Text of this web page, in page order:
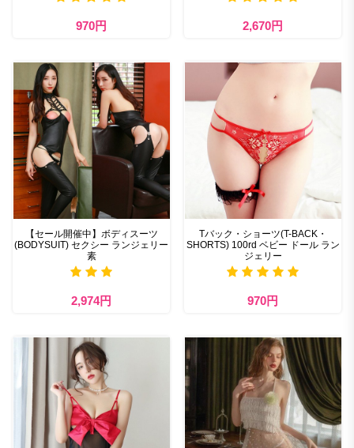
970円 2,670円
【セール開催中】ボディスーツ
(BODYSUIT) セクシー ランジェリー
素
2,974円
Tバック・ショーツ(T-BACK・
SHORTS) 100rd ベビー ドール ラン
ジェリー
970円